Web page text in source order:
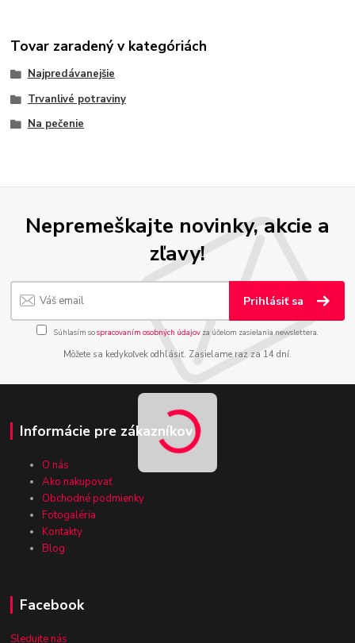
Tovar zaradený v kategóriách
Najpredávanejšie
Trvanlivé potraviny
Na pečenie
Nepremeškajte novinky, akcie a
zľavy!
Prihlásiť sa
Súhlasím sospracovaním osobných údajov za účelom zasielania newslettera.
Môžete sa kedykoľvek odhlásiť. Zasielame raz za 14 dní.
Informácie pre zákazníkov
O nás
Ako nakupovať
Obchodné podmienky
Fotogaléria
Kontakty
Blog
Facebook
Sledujte nás